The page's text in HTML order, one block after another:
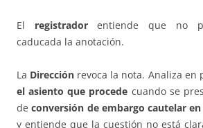
El registradorentiende que no
caducada la anotación.
La Dirección revoca la nota. Analiza en
el asiento que procede cuando se
deconversión de embargo cautelar
y entiende que la cuestión no está